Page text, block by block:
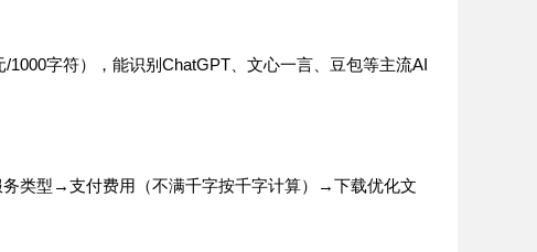
/1000字符），能识别 ChatGPT 、文心一言、豆包等主流AI
类型 →支付费用（不满千字按千字计算） →下载优化文